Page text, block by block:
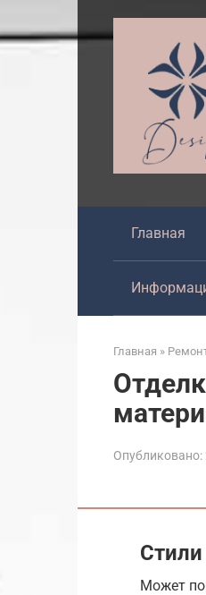
к
Главная
Главная »
Опубликовано:
Может